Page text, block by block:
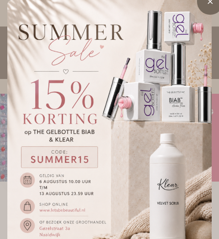
Voor 14:00 besteld, morgen in huis*
Menu
0